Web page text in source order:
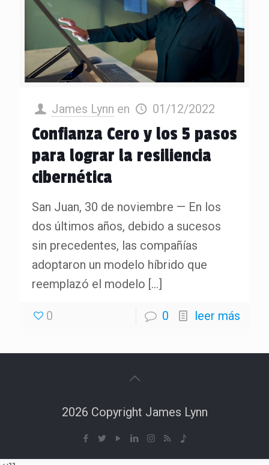
James Lynn en 01/12/2022
Confianza Cero y los 5 pasos
para lograr la resiliencia
cibernética
San Juan, 30 de noviembre — En los
dos últimos años, debido a sucesos
sin precedentes, las compañías
adoptaron un modelo híbrido que
reemplazó el modelo […]
0 0 leer más
2026 Copyright James Lynn